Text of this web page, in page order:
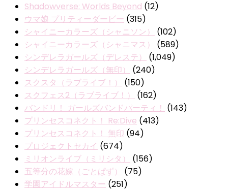
Shadowverse: Worlds Beyond (12)
ウマ娘 プリティーダービー (315)
シャイニーカラーズ（シャニソン）
(102)
シャイニーカラーズ（シャニマス）
(589)
シンデレラガールズ（デレステ）
(1,049)
シンデレラガールズ（無印）
(240)
スクスタ（ラブライブ！）
(150)
スクフェス2（ラブライブ！）
(162)
バンドリ！ ガールズバンドパーティ！ (143)
プリンセスコネクト！ Re:Dive (413)
プリンセスコネクト！ 無印 (94)
プロジェクトセカイ (674)
ミリオンライブ（ミリシタ）
(156)
五等分の花嫁（ごとぱず）
(75)
学園アイドルマスター (251)